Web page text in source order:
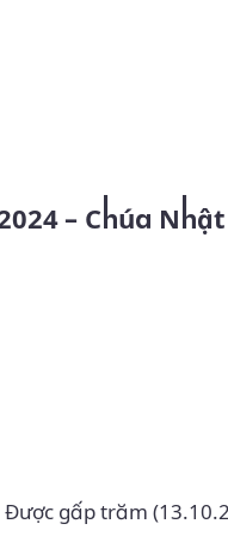
Được gấp trăm